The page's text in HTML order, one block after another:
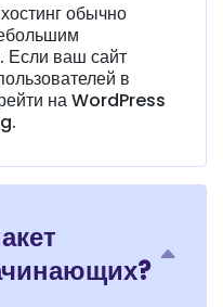
обычно
Если ваш сайт
в
на WordPress